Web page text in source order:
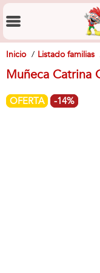
Inicio Listado familias
Muñeca Catrina
OFERTA -14%